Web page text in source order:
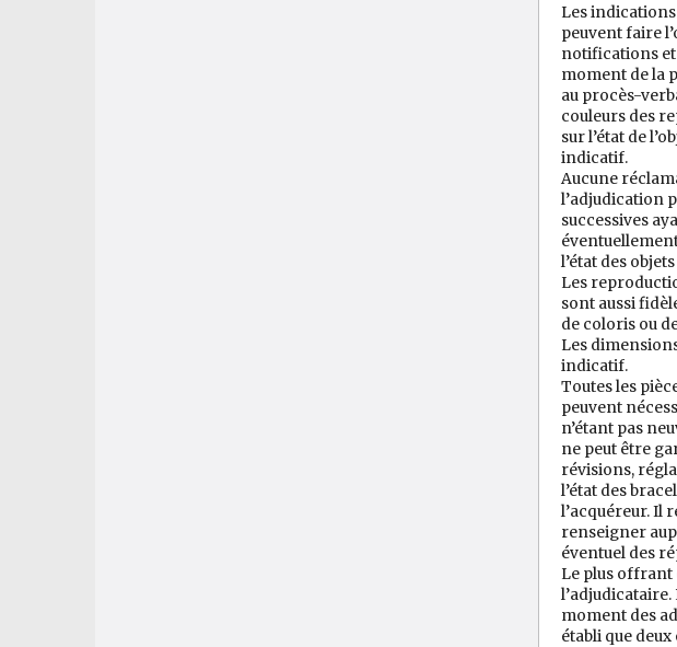
Les
peuvent faire
notifications
moment de la
au procès-
couleurs des
sur l’état de
indicatif.
Aucune
l’adjudication
successives
l’état des
Les
sont aussi
de coloris ou
Les
indicatif.
Toutes les
peuvent
n’étant pas
ne peut être
révisions,
l’état des
l’acquéreur. Il
renseigner
éventuel des
Le plus offrant
moment des
établi que